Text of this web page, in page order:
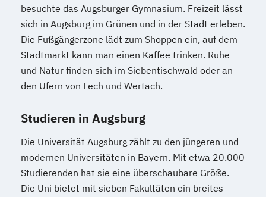
besuchte das Augsburger Gymnasium. Freizeit lässt
sich in Augsburg im Grünen und in der Stadt erleben.
Die Fußgängerzone lädt zum Shoppen ein, auf dem
Stadtmarkt kann man einen Kaffee trinken. Ruhe
und Natur finden sich im Siebentischwald oder an
den Ufern von Lech und Wertach.
Studieren in Augsburg
Die Universität Augsburg zählt zu den jüngeren und
modernen Universitäten in Bayern. Mit etwa 20.000
Studierenden hat sie eine überschaubare Größe.
Die Uni bietet mit sieben Fakultäten ein breites